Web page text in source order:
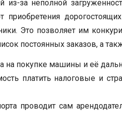
из-за неполной
приобретения
Это позволяет им
постоянных заказов, а
на покупке машины и её
платить налоговые и
проводит сам